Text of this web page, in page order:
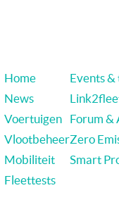
Home
News
Voertuigen
Vlootbeheer
Mobiliteit
Fleettests
Events
Forum &
Zero
Smart